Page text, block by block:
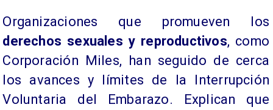
Organizaciones que promueven los
derechos sexuales y reproductivos, como
Corporación Miles, han seguido de cerca
los avances y límites de la Interrupción
Voluntaria del Embarazo. Explican que